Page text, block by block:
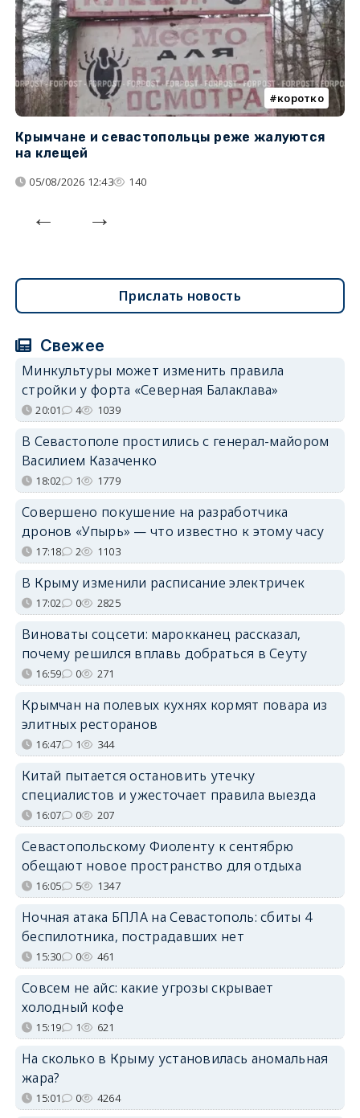
коротко
Крымчане и севастопольцы реже жалуются
на клещей
05/08/2026 12:43 140
Прислать новость
Свежее
Минкультуры может изменить правила
стройки у форта «Северная Балаклава»
20:01 4 1039
В Севастополе простились с генерал-майором
Василием Казаченко
18:02 1 1779
Совершено покушение на разработчика
дронов «Упырь» — что известно к этому часу
17:18 2 1103
В Крыму изменили расписание электричек
17:02 0 2825
Виноваты соцсети: марокканец рассказал,
почему решился вплавь добраться в Сеуту
16:59 0 271
Крымчан на полевых кухнях кормят повара из
элитных ресторанов
16:47 1 344
Китай пытается остановить утечку
специалистов и ужесточает правила выезда
16:07 0 207
Севастопольскому Фиоленту к сентябрю
обещают новое пространство для отдыха
16:05 5 1347
Ночная атака БПЛА на Севастополь: сбиты 4
беспилотника, пострадавших нет
15:30 0 461
Совсем не айс: какие угрозы скрывает
холодный кофе
15:19 1 621
На сколько в Крыму установилась аномальная
жара?
15:01 0 4264